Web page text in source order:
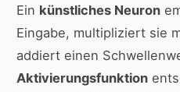
Ein künstliches Neuron
Eingabe, multipliziert sie
addiert einen
Aktivierungsfunktion